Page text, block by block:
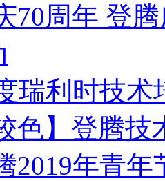
70周年 登
瑞利时技
色】登腾
2019年青